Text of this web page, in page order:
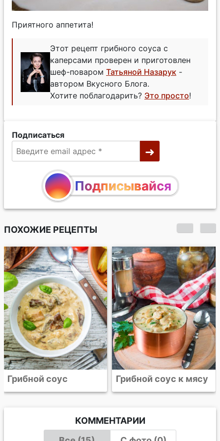
Приятного аппетита!
Этот рецепт грибного соуса с
каперсами проверен и приготовлен
шеф-поваром Татьяной Назарук -
автором Вкусного Блога.
Хотите поблагодарить? Это просто!
Подписаться
Подписывайся
ПОХОЖИЕ РЕЦЕПТЫ
Грибной соус к мясу
Грибной суп с
перловой крупой
КОММЕНТАРИИ